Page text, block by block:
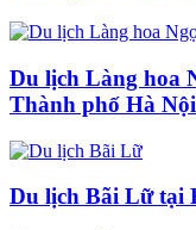
Du lịch Làng hoa
Thành phố Hà Nội
Du lịch Bãi Lữ tại